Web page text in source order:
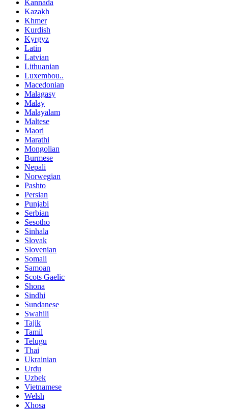
Kannada
Kazakh
Khmer
Kurdish
Kyrgyz
Latin
Latvian
Lithuanian
Luxembou..
Macedonian
Malagasy
Malay
Malayalam
Maltese
Maori
Marathi
Mongolian
Burmese
Nepali
Norwegian
Pashto
Persian
Punjabi
Serbian
Sesotho
Sinhala
Slovak
Slovenian
Somali
Samoan
Scots Gaelic
Shona
Sindhi
Sundanese
Swahili
Tajik
Tamil
Telugu
Thai
Ukrainian
Urdu
Uzbek
Vietnamese
Welsh
Xhosa